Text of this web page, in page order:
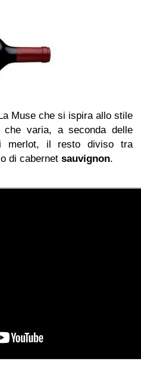
Muse che si ispira allo stile
che varia, a seconda delle
merlot, il resto diviso tra
di cabernet sauvignon.